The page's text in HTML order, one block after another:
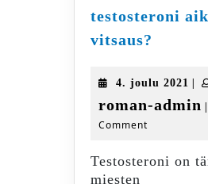
testosteroni
vitsaus?
vitsaus?
4. joulu 2021 4.|
roman-admin |
Comment
Testosteroni on
miesten